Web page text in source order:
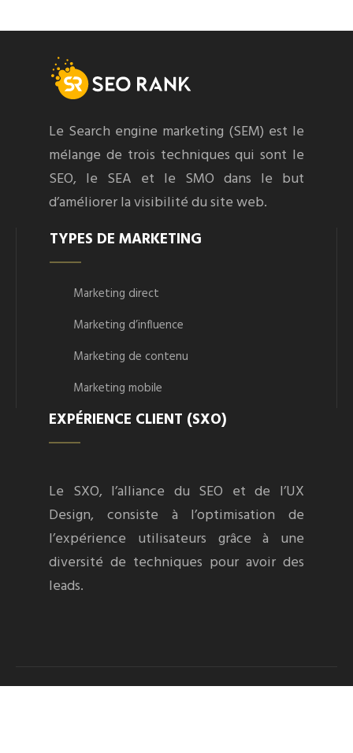
Le Search engine marketing (SEM) est le
mélange de trois techniques qui sont le
SEO, le SEA et le SMO dans le but
d’améliorer la visibilité du site web.
TYPES DE MARKETING
Marketing direct
Marketing d’influence
Marketing de contenu
Marketing mobile
EXPÉRIENCE CLIENT (SXO)
Le SXO, l’alliance du SEO et de l’UX
Design, consiste à l’optimisation de
l’expérience utilisateurs grâce à une
diversité de techniques pour avoir des
leads.